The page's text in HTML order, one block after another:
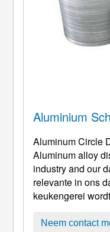
Aluminium
Aluminum Circle
Aluminum alloy
industry and our
relevante in ons
keukengerei
kommen,
Neem contact